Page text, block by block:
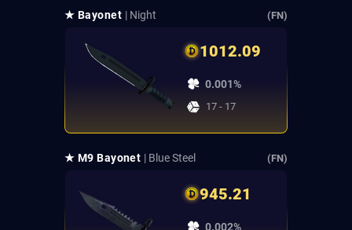
★ Bayonet | Night (FN)
1012.09
0.001%
17 - 17
★ M9 Bayonet | Blue Steel (FN)
945.21
0.002%